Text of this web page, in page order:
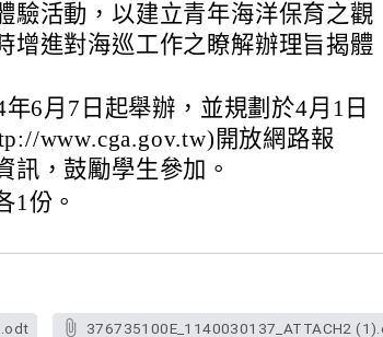
驗活動，以建立青年海洋保育之觀
增進對海巡工作之瞭解辦理旨揭體
6月7日起舉辦，並規劃於4月1日
www.cga.gov.tw)開放網路報
訊，鼓勵學生參加。
1份。
376735100E_1140030137_ATTACH2